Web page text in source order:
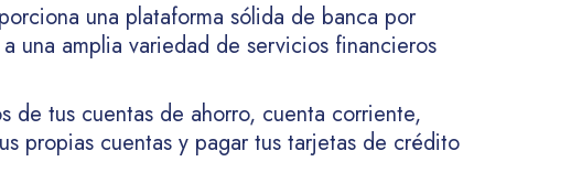
una plataforma sólida de banca por
una amplia variedad de servicios financieros
de tus cuentas de ahorro, cuenta corriente,
propias cuentas y pagar tus tarjetas de crédito